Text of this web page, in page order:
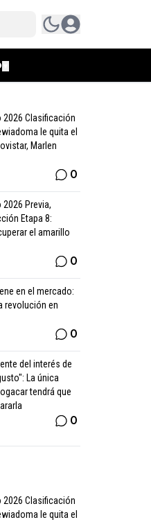
2026 Clasificación
le quita el
Marlen
0
2026 Previa,
Etapa 8:
el amarillo
0
en el mercado:
revolución en
0
del interés de
La única
tendrá que
0
2026 Clasificación
le quita el